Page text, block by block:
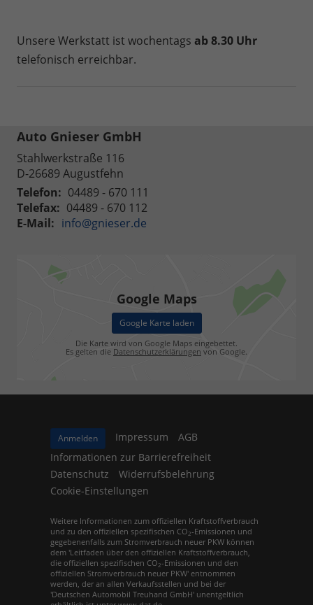
Unsere Werkstatt ist wochentags ab 8.30 Uhr
telefonisch erreichbar.
Auto Gnieser GmbH
Stahlwerkstraße 116
D-26689 Augustfehn
Telefon: 04489 - 670 111
Telefax: 04489 - 670 112
E-Mail: info@gnieser.de
Google Maps
Google Karte laden
Die Karte wird von Google Maps eingebettet.
Es gelten die Datenschutzerklärungen von Google.
Anmelden Impressum
AGB
Informationen zur Barrierefreiheit
Datenschutz
Widerrufsbelehrung
Cookie-Einstellungen
Weitere Informationen zum offiziellen Kraftstoffverbrauch
und zu den offiziellen spezifischen CO2-Emissionen und
gegebenenfalls zum Stromverbrauch neuer PKW können
dem 'Leitfaden über den offiziellen Kraftstoffverbrauch,
die offiziellen spezifischen CO2-Emissionen und den
offiziellen Stromverbrauch neuer PKW' entnommen
werden, der an allen Verkaufsstellen und bei der
'Deutschen Automobil Treuhand GmbH' unentgeltlich